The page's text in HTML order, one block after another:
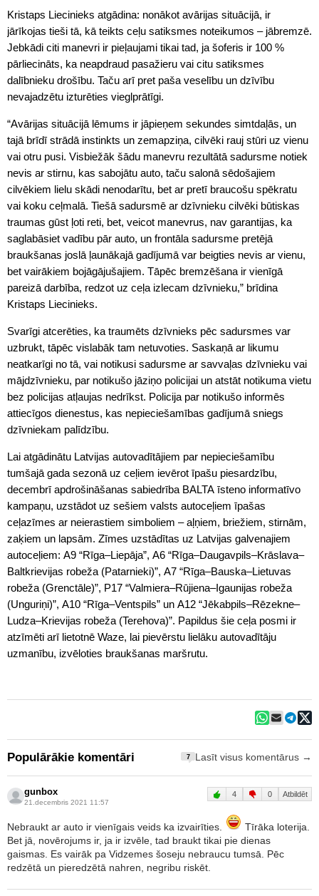
Kristaps Liecinieks atgādina: nonākot avārijas situācijā, ir
jārīkojas tieši tā, kā teikts ceļu satiksmes noteikumos – jābremzē.
Jebkādi citi manevri ir pieļaujami tikai tad, ja šoferis ir 100 %
pārliecināts, ka neapdraud pasažieru vai citu satiksmes
dalībnieku drošību. Taču arī pret paša veselību un dzīvību
nevajadzētu izturēties vieglprātīgi.
“Avārijas situācijā lēmums ir jāpieņem sekundes simtdaļās, un
tajā brīdī strādā instinkts un zemapziņa, cilvēki rauj stūri uz vienu
vai otru pusi. Visbiežāk šādu manevru rezultātā sadursme notiek
nevis ar stirnu, kas sabojātu auto, taču salonā sēdošajiem
cilvēkiem lielu skādi nenodarītu, bet ar pretī braucošu spēkratu
vai koku ceļmalā. Tiešā sadursmē ar dzīvnieku cilvēki būtiskas
traumas gūst ļoti reti, bet, veicot manevrus, nav garantijas, ka
saglabāsiet vadību pār auto, un frontāla sadursme pretējā
braukšanas joslā ļaunākajā gadījumā var beigties nevis ar vienu,
bet vairākiem bojāgājušajiem. Tāpēc bremzēšana ir vienīgā
pareizā darbība, redzot uz ceļa izlecam dzīvnieku,” brīdina
Kristaps Liecinieks.
Svarīgi atcerēties, ka traumēts dzīvnieks pēc sadursmes var
uzbrukt, tāpēc vislabāk tam netuvoties. Saskaņā ar likumu
neatkarīgi no tā, vai notikusi sadursme ar savvaļas dzīvnieku vai
mājdzīvnieku, par notikušo jāziņo policijai un atstāt notikuma vietu
bez policijas atļaujas nedrīkst. Policija par notikušo informēs
attiecīgos dienestus, kas nepieciešamības gadījumā sniegs
dzīvniekam palīdzību.
Lai atgādinātu Latvijas autovadītājiem par nepieciešamību
tumšajā gada sezonā uz ceļiem ievērot īpašu piesardzību,
decembrī apdrošināšanas sabiedrība BALTA īsteno informatīvo
kampaņu, uzstādot uz sešiem valsts autoceļiem īpašas
ceļazīmes ar neierastiem simboliem – aļņiem, briežiem, stirnām,
zaķiem un lapsām. Zīmes uzstādītas uz Latvijas galvenajiem
autoceļiem: A9 “Rīga–Liepāja”, A6 “Rīga–Daugavpils–Krāslava–
Baltkrievijas robeža (Patarnieki)”, A7 “Rīga–Bauska–Lietuvas
robeža (Grenctāle)”, P17 “Valmiera–Rūjiena–Igaunijas robeža
(Unguriņi)”, A10 “Rīga–Ventspils” un A12 “Jēkabpils–Rēzekne–
Ludza–Krievijas robeža (Terehova)”. Papildus šie ceļa posmi ir
atzīmēti arī lietotnē Waze, lai pievērstu lielāku autovadītāju
uzmanību, izvēloties braukšanas maršrutu.
Populārākie komentāri 7 Lasīt visus komentārus →
gunbox
21.decembris 2021 11:57
4 0 Atbildēt
Nebraukt ar auto ir vienīgais veids ka izvairīties.
Tīrāka loterija.
Bet jā, novērojums ir, ja ir izvēle, tad braukt tikai pie dienas
gaismas. Es vairāk pa Vidzemes šoseju nebraucu tumsā. Pēc
redzētā un pieredzētā nahren, negribu riskēt.